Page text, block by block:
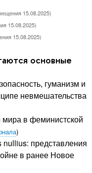
15.08.2025)
15.08.2025)
15.08.2025)
основные
гуманизм и
невмешательства
в феминистской
)
представления
в ранее Новое